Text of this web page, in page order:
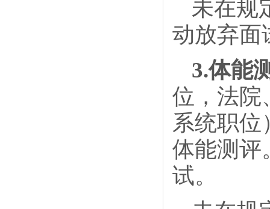
未在规
动放弃面
3.体能
位，法院
系统职
体能测评
试。